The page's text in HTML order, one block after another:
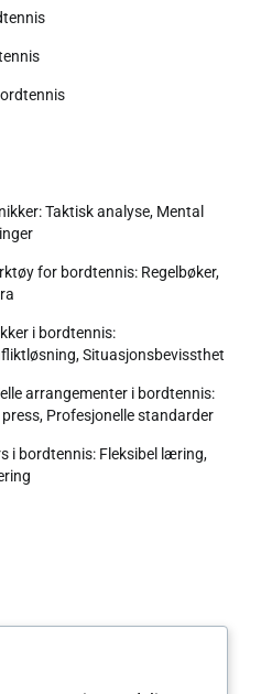
Taktisk analyse, Mental
for bordtennis: Regelbøker,
i bordtennis:
Situasjonsbevissthet
arrangementer i bordtennis:
Profesjonelle standarder
i bordtennis: Fleksibel læring,